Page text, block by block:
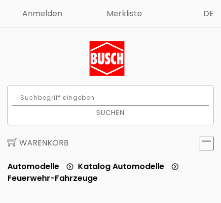
Anmelden Merkliste DE
SUCHEN
WARENKORB
Automodelle
Katalog Automodelle
Feuerwehr-Fahrzeuge